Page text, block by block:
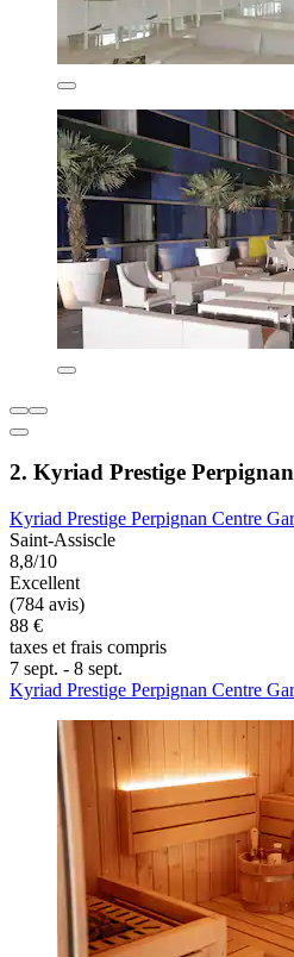
2. Kyriad Prestige
Kyriad Prestige Perpignan Centre
Saint-Assiscle
8,8/10
Excellent
(784 avis)
88 €
taxes et frais compris
7 sept. - 8 sept.
Kyriad Prestige Perpignan Centre